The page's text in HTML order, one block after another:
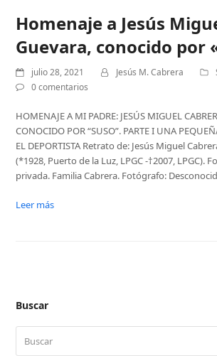
Homenaje a Jesús
Guevara, conocido por
julio 28, 2021 Jesús M. Cabrera
0 comentarios
HOMENAJE A MI PADRE: JESÚS MIGUEL
CONOCIDO POR “SUSO”. PARTE I UNA
EL DEPORTISTA Retrato de: Jesús Miguel
(*1928, Puerto de la Luz, LPGC -†2007, LPGC).
privada. Familia Cabrera. Fotógrafo:
Leer más
Buscar